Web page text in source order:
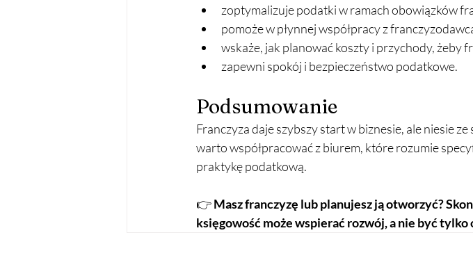
zoptymalizuje podatki w ramach obowiązków
pomoże w płynnej współpracy z
wskaże, jak planować koszty i przychody, żeby
zapewni spokój i bezpieczeństwo podatkowe.
Podsumowanie
Franczyza daje szybszy start w biznesie, ale niesie
warto współpracować z biurem, które rozumie
praktykę podatkową.
👉 Masz franczyzę lub planujesz ją otworzyć?
księgowość może wspierać rozwój, a nie być